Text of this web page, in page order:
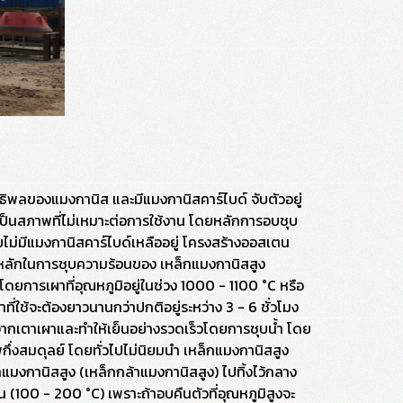
ลของแมงกานิส และมีแมงกานิสคาร์ไบด์ จับตัวอยู่
สภาพที่ไม่เหมาะต่อการใช้งาน โดยหลักการอบชุบ
มีแมงกานิสคาร์ไบด์เหลืออยู่ โครงสร้างออสเตน
กในการชุบความร้อนของ เหล็กแมงกานิสสูง
ยการเผาที่อุณหภูมิอยู่ในช่วง 1000 - 1100 °C หรือ
ใช้จะต้องยาวนานกว่าปกติอยู่ระหว่าง 3 - 6 ชั่วโมง
ตาเผาและทำให้เย็นอย่างรวดเร็วโดยการชุบน้ำ โดย
งสมดุลย์ โดยทั่วไปไม่นิยมนำ เหล็กแมงกานิสสูง
งกานิสสูง (เหล็กกล้าแมงกานิสสูง) ไปทิ้งไว้กลาง
(100 - 200 °C) เพราะถ้าอบคืนตัวที่อุณหภูมิสูงจะ